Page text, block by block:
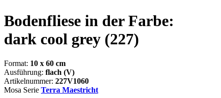
Bodenfliese in der Farbe:
dark cool grey (227)
Format: 10 x 60 cm
Ausführung: flach (V)
Artikelnummer: 227V1060
Mosa Serie Terra Maestricht